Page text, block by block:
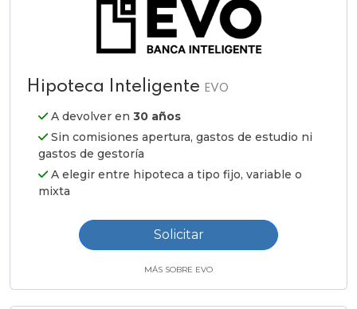
Hipoteca Inteligente EVO
A devolver en 30 años
Sin comisiones apertura, gastos de estudio ni
gastos de gestoría
A elegir entre hipoteca a tipo fijo, variable o
mixta
Solicitar
MÁS SOBRE EVO